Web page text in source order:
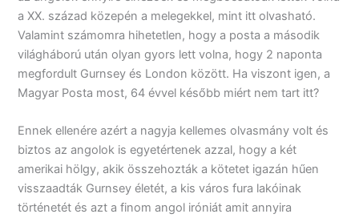
a XX. század közepén a melegekkel, mint itt olvasható.
Valamint számomra hihetetlen, hogy a posta a második
világháború után olyan gyors lett volna, hogy 2 naponta
megfordult Gurnsey és London között. Ha viszont igen, a
Magyar Posta most, 64 évvel később miért nem tart itt?
Ennek ellenére azért a nagyja kellemes olvasmány volt és
biztos az angolok is egyetértenek azzal, hogy a két
amerikai hölgy, akik összehozták a kötetet igazán hűen
visszaadták Gurnsey életét, a kis város fura lakóinak
történetét és azt a finom angol iróniát amit annyira